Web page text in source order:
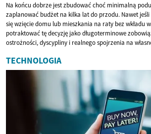
Na końcu dobrze jest zbudować choć minimalną
zaplanować budżet na kilka lat do przodu. Nawet
się wzięcie domu lub mieszkania na raty bez wkładu
potraktować tę decyzję jako długoterminowe
ostrożności, dyscypliny i realnego spojrzenia na
TECHNOLOGIA